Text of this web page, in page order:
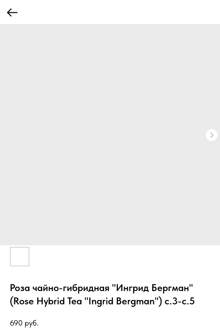
Роза чайно-гибридная "Ингрид Бергман"
(Rose Hybrid Tea "Ingrid Bergman") с.3-с.5
690 руб.